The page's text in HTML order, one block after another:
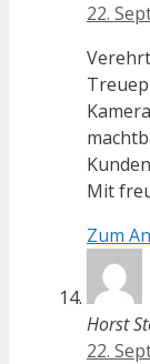
22.
Mit
Zum
Horst
22.